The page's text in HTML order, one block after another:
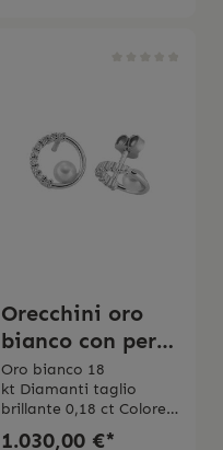
Orecchini oro
bianco con perla
Akoya
Oro bianco 18
kt Diamanti taglio
brillante 0,18 ct Colore
FPurezza VSPerla
1.030,00 €*